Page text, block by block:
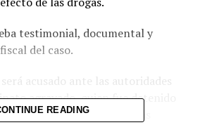
testimonial, documental y
del caso.
acusado ante las autoridades
agravado, quien fue detenido
el crimen debido a las
READING